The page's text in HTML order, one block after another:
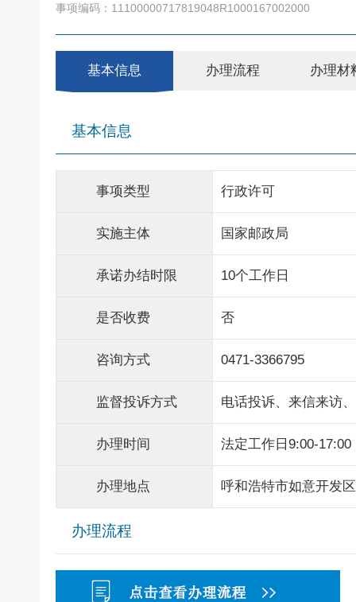
事项编码：11100000717819048R1000167002000
基本信息 办理流程 办理材
基本信息
事项类型 行政许可
实施主体 国家邮政局
承诺办结时限 10个工作日
是否收费 否
咨询方式 0471-3366795
监督投诉方式 电话投诉、来信来访
办理时间 法定工作日9:00-17:00
办理地点 呼和浩特市如意开发
办理流程